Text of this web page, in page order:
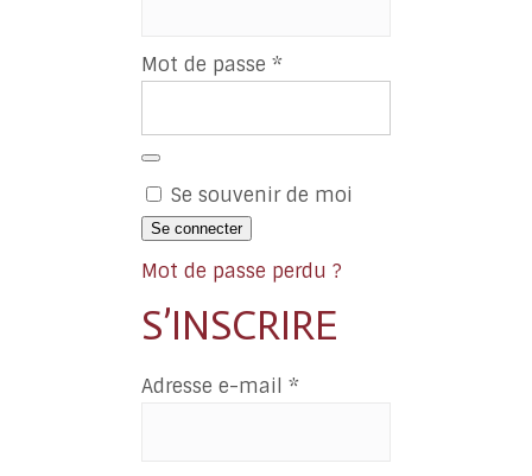
Mot de passe *Obligatoire
Se souvenir de moi
Se connecter
Mot de passe perdu ?
S’INSCRIRE
Adresse e-mail *Obligatoire